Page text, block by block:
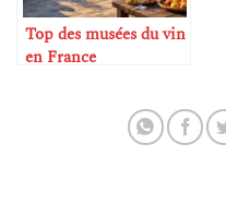
Top des musées du vin
en France